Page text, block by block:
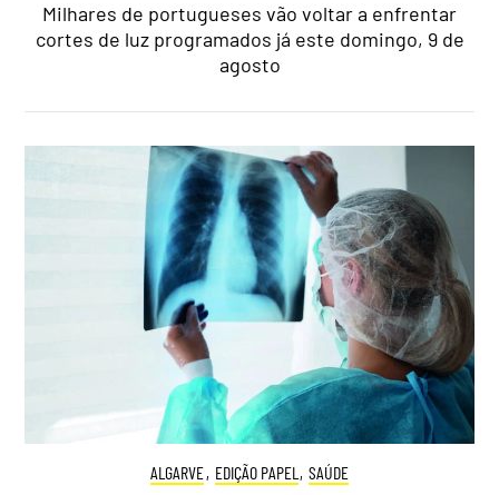
Milhares de portugueses vão voltar a enfrentar
cortes de luz programados já este domingo, 9 de
agosto
ALGARVE, EDIÇÃO PAPEL , SAÚDE